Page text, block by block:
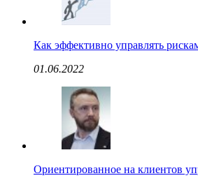
Как эффективно управлять
01.06.2022
Ориентированное на клиентов